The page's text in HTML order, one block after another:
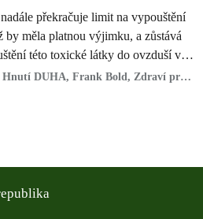
překračuje limit na vypouštění
měla platnou výjimku, a zůstává
této toxické látky do ovzduší v
Hnutí DUHA, Frank Bold, Zdraví pro